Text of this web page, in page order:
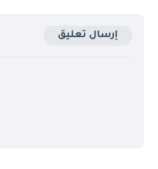
إرسال تعليق